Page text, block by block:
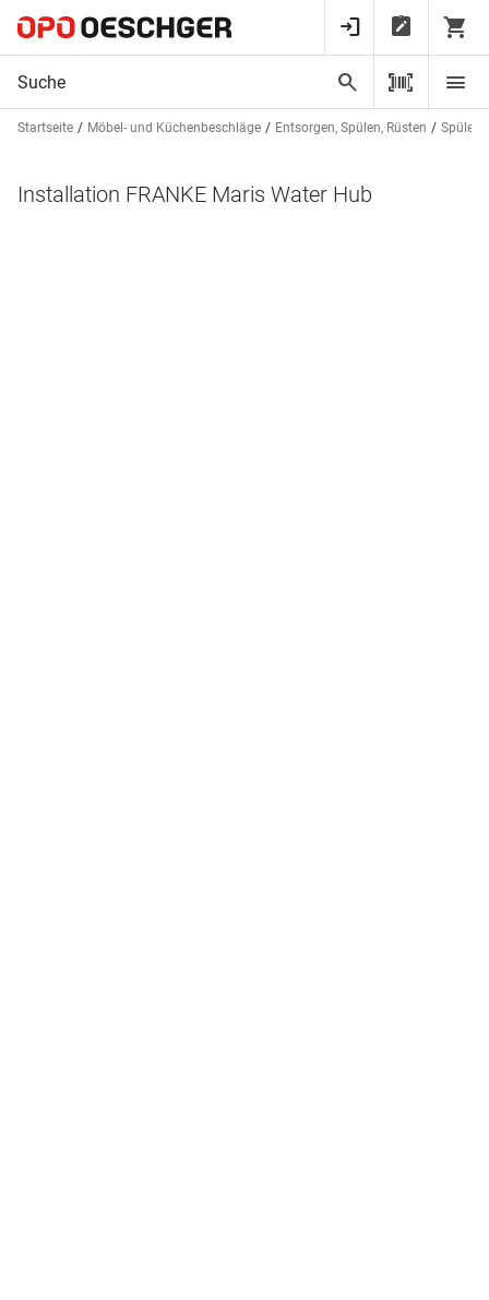
Startseite Möbel- und Küchenbeschläge Entsorgen, Spülen, Rüsten Spülen
Installation FRANKE Maris Water Hub